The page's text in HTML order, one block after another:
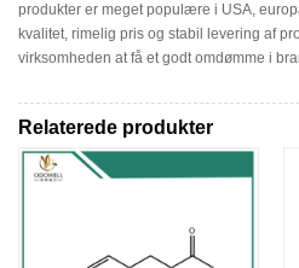
produkter er meget populære i USA,
kvalitet, rimelig pris og stabil levering af
virksomheden at få et godt omdømme i
Relaterede produkter